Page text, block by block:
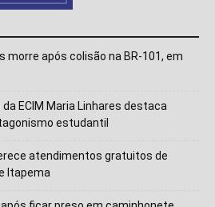
morre após colisão na BR-101, em
ECIM Maria Linhares destaca
estudantil
atendimentos gratuitos de
Itapema